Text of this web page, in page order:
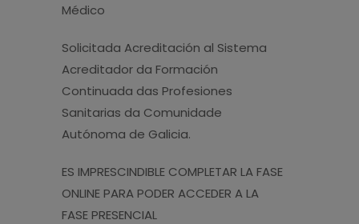
Médico
Solicitada Acreditación al Sistema
Acreditador da Formación
Continuada das Profesiones
Sanitarias da Comunidade
Autónoma de Galicia.
ES IMPRESCINDIBLE COMPLETAR LA FASE
ONLINE PARA PODER ACCEDER A LA
FASE PRESENCIAL